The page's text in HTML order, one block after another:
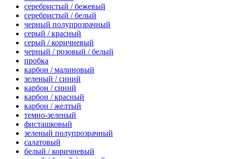
серебристый / бежевый
серебристый / белый
черный полупрозрачный
серый / красный
серый / коричневый
черный / розовый / белый
пробка
карбон / малиновый
зеленый / синий
карбон / синий
карбон / красный
карбон / желтый
темно-зеленый
фисташковый
зеленый полупрозрачный
салатовый
белый / коричневый